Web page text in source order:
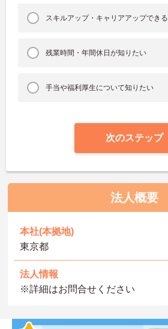
スキルアップ・キャリアアップでき
残業時間・年間休日が知りたい
手当や福利厚生について知りたい
次のステップ
法人概要
本社(本拠地)
東京都
法人情報
※詳細はお問合せください